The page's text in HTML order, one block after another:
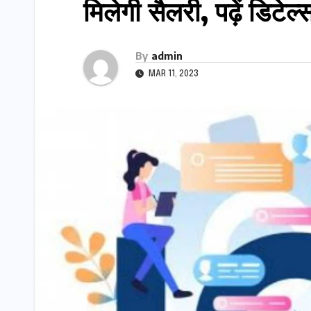
मिलेगी सैलरी, पढ़ें
By admin
MAR 11, 2023